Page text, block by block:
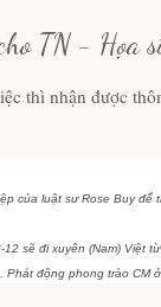
TN - Họa
thì nhận được
của luật sư Rose Buy để
sẽ đi xuyên (Nam) Việt
động phong trào CM